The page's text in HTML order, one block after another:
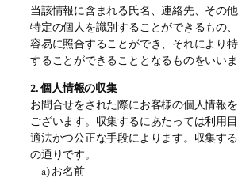
当該情報に含まれる氏名、連絡先、その
特定の個人を識別することができるもの
容易に照合することができ、それにより
することができることとなるものをいいま
2. 個人情報の収集
お問合せをされた際にお客様の個人情報
ございます。収集するにあたっては利用目
適法かつ公正な手段によります。収集す
の通りです。
a) お名前